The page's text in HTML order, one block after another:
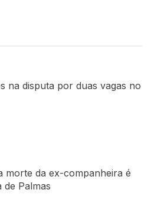
na disputa por duas vagas no
morte da ex-companheira é
de Palmas